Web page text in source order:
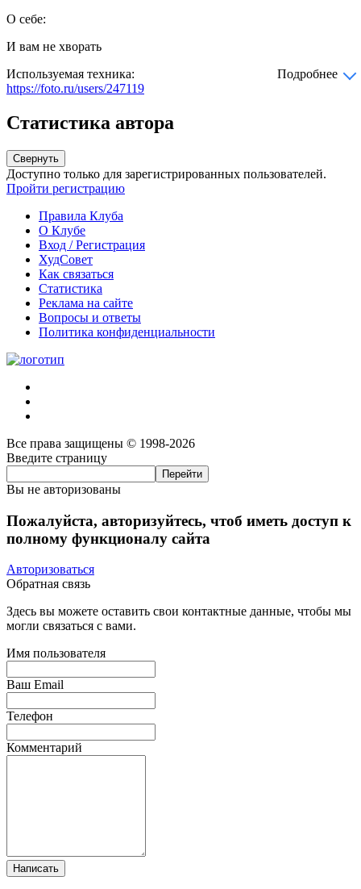
О себе:
И вам не хворать
Используемая техника:
Подробнее
https://foto.ru/users/247119
Статистика автора
Свернуть
Доступно только для зарегистрированных пользователей.
Пройти регистрацию
Правила Клуба
О Клубе
Вход / Регистрация
ХудСовет
Как связаться
Статистика
Реклама на сайте
Вопросы и ответы
Политика конфиденциальности
Все права защищены © 1998-2026
Введите страницу
Вы не авторизованы
Пожалуйста, авторизуйтесь, чтоб иметь доступ к
полному функционалу сайта
Авторизоваться
Обратная связь
Здесь вы можете оставить свои контактные данные, чтобы мы
могли связаться с вами.
Имя пользователя
Ваш Email
Телефон
Комментарий
Написать